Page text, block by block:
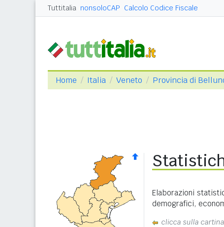
Tuttitalia nonsoloCAP Calcolo Codice Fiscale
Home Italia Veneto Provincia di
Elaborazioni
demografici,
clicca sulla